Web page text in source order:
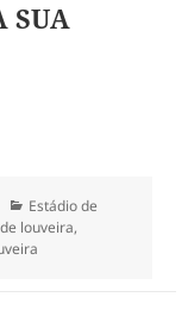
SUA
Categorias
Estádio de
louveira,